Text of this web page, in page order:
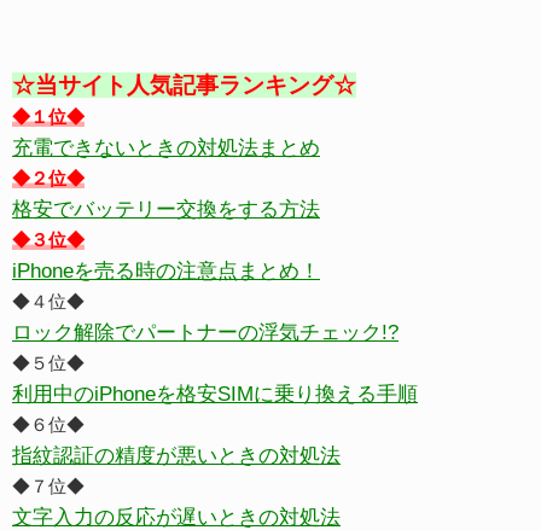
☆当サイト人気記事ランキング☆
◆１位◆
充電できないときの対処法まとめ
◆２位◆
格安でバッテリー交換をする方法
◆３位◆
iPhoneを売る時の注意点まとめ！
◆４位◆
ロック解除でパートナーの浮気チェック!?
◆５位◆
利用中のiPhoneを格安SIMに乗り換える手順
◆６位◆
指紋認証の精度が悪いときの対処法
◆７位◆
文字入力の反応が遅いときの対処法